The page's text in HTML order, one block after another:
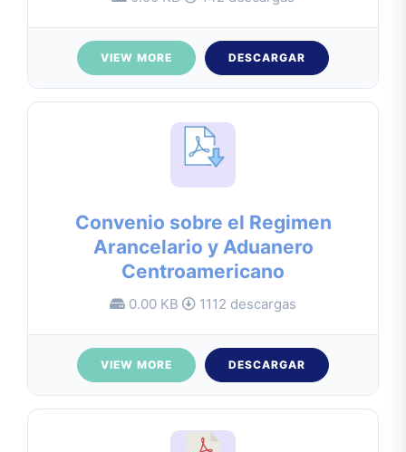
VIEW MORE DESCARGAR
Convenio sobre el Regimen
Arancelario y Aduanero
Centroamericano
0.00 KB 1112 descargas
VIEW MORE DESCARGAR